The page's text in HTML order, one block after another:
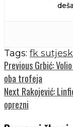
Tags: fk
Continue
Reading
PreviousGrbić:
oba trofeja
Next Rakojević:
oprezni